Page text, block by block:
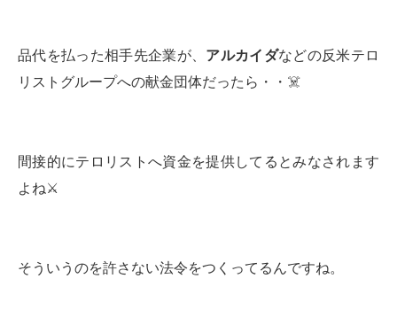
品代を払った相手先企業が、 アルカイダなどの反米テロ
リストグループへの献金団体だったら・・☠️
間接的にテロリストへ資金を提供してるとみなされます
よね⚔
そういうのを許さない法令をつくってるんですね。